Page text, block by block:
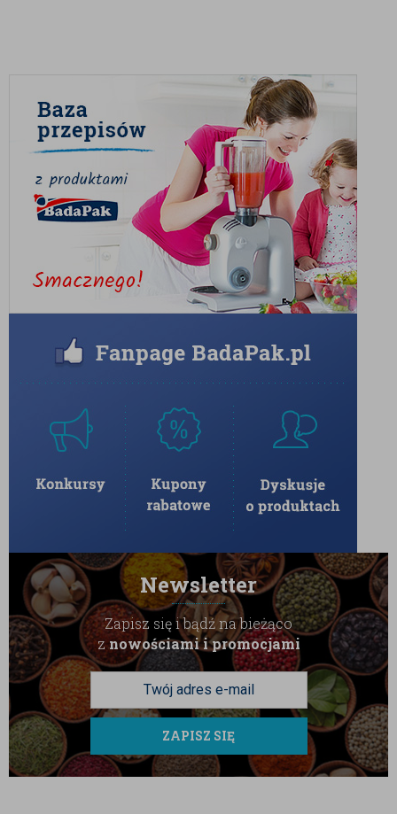
Newsletter
Zapisz się i bądź na bieżąco
znowościami i promocjami
ZAPISZ SIĘ